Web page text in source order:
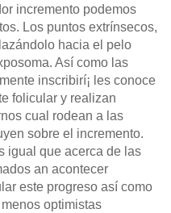
incremento podemos
Los puntos extrínsecos,
hacia el pelo
Así­ como las
inscribirí¡ les conoce
folicular y realizan
cual rodean a las
sobre el incremento.
igual que acerca de las
an acontecer
este progreso así­ como
optimistas